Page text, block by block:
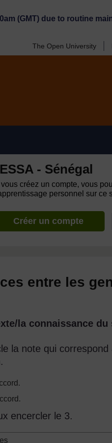
(GMT) due to routine
The Open University
- Sénégal
créez un compte, vous
personnel sur ce
Créer un compte
entre les
la connaissance
la note qui
encercler le 3.